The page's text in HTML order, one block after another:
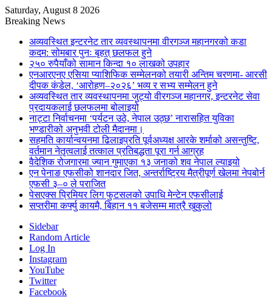
Saturday, August 8 2026
Breaking News
अव्यवस्थित इन्टरनेट तार व्यवस्थापनमा वीरगञ्ज महानगरको कडा
कदम: सोमबार पुनः बृहत् छलफल हुने
२५० रुपैयाँको सामान किन्दा १० लाखको उपहार
एनआरएनए एसिया प्याशिफिक सम्मेलनको तयारी अन्तिम चरणमा- आरसी
दीपक कंडेल, ‘आरोहण–२०२६’ भव्य र सभ्य सम्मेलन हुने
अव्यवस्थित तार व्यवस्थापनमा जुट्यो वीरगञ्ज महानगर, इन्टरनेट सेवा
प्रदायकलाई छलफलमा बोलाइयो
नाट्टा निर्वाचनमा ‘पर्यटन उठे, नेपाल उठ्छ’ नारासहित युविका
भण्डारीको अनुभवी टोली मैदानमा।
सहमति कार्यान्वयनमा ढिलाइप्रति पूर्वअध्यक्ष आरके शर्माको असन्तुष्टि,
वर्तमान नेतृत्वलाई तत्काल प्रतिबद्धता पूरा गर्न आग्रह
वैदेशिक रोजगारमा ज्यान गुमाएका १३ जनाको शव नेपाल ल्याइयो
एन पेनाङ एफसीको शानदार जित, अन्तर्राष्ट्रिय मैत्रीपूर्ण खेलमा नेपबोर्न
एफसी ३–० ले पराजित
पेसएक्स प्रिमियर लिग फुटसलको उपाधि मेन्टेन एफसीलाई
सप्तरीमा कर्फ्यु कायमै, बिहान ११ बजेसम्म मात्रै खुकुलो
Sidebar
Random Article
Log In
Instagram
YouTube
Twitter
Facebook